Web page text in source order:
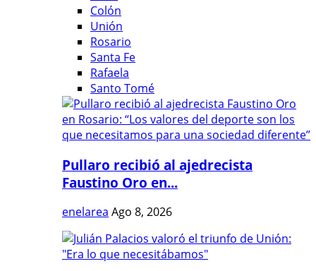
Colón
Unión
Rosario
Santa Fe
Rafaela
Santo Tomé
Pullaro recibió al ajedrecista
Faustino Oro en...
enelarea Ago 8, 2026